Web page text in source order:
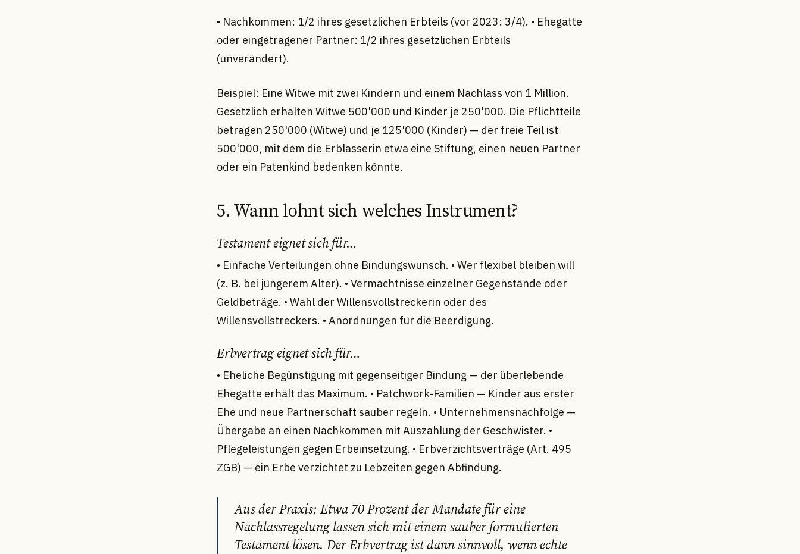
• Nachkommen: 1/2 ihres gesetzlichen Erbteils (vor 2023: 3/4). • Ehegatte
oder eingetragener Partner: 1/2 ihres gesetzlichen Erbteils
(unverändert).
Beispiel: Eine Witwe mit zwei Kindern und einem Nachlass von 1 Million.
Gesetzlich erhalten Witwe 500'000 und Kinder je 250'000. Die Pflichtteile
betragen 250'000 (Witwe) und je 125'000 (Kinder) — der freie Teil ist
500'000, mit dem die Erblasserin etwa eine Stiftung, einen neuen Partner
oder ein Patenkind bedenken könnte.
5. Wann lohnt sich welches Instrument?
Testament eignet sich für…
• Einfache Verteilungen ohne Bindungswunsch. • Wer flexibel bleiben will
(z. B. bei jüngerem Alter). • Vermächtnisse einzelner Gegenstände oder
Geldbeträge. • Wahl der Willensvollstreckerin oder des
Willensvollstreckers. • Anordnungen für die Beerdigung.
Erbvertrag eignet sich für…
• Eheliche Begünstigung mit gegenseitiger Bindung — der überlebende
Ehegatte erhält das Maximum. • Patchwork-Familien — Kinder aus erster
Ehe und neue Partnerschaft sauber regeln. • Unternehmensnachfolge —
Übergabe an einen Nachkommen mit Auszahlung der Geschwister. •
Pflegeleistungen gegen Erbeinsetzung. • Erbverzichtsverträge (Art. 495
ZGB) — ein Erbe verzichtet zu Lebzeiten gegen Abfindung.
Aus der Praxis: Etwa 70 Prozent der Mandate für eine
Nachlassregelung lassen sich mit einem sauber formulierten
Testament lösen. Der Erbvertrag ist dann sinnvoll, wenn echte